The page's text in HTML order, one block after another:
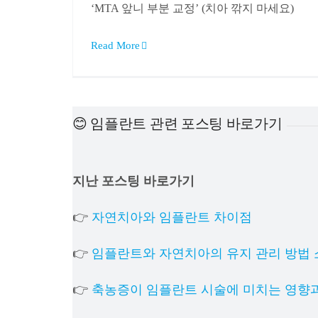
‘MTA 앞니 부분 교정’ (치아 깎지 마세요)
Read More
😊 임플란트 관련 포스팅 바로가기
지난 포스팅 바로가기
👉 자연치아와 임플란트 차이점
👉 임플란트와 자연치아의 유지 관리 방법
👉 축농증이 임플란트 시술에 미치는 영향